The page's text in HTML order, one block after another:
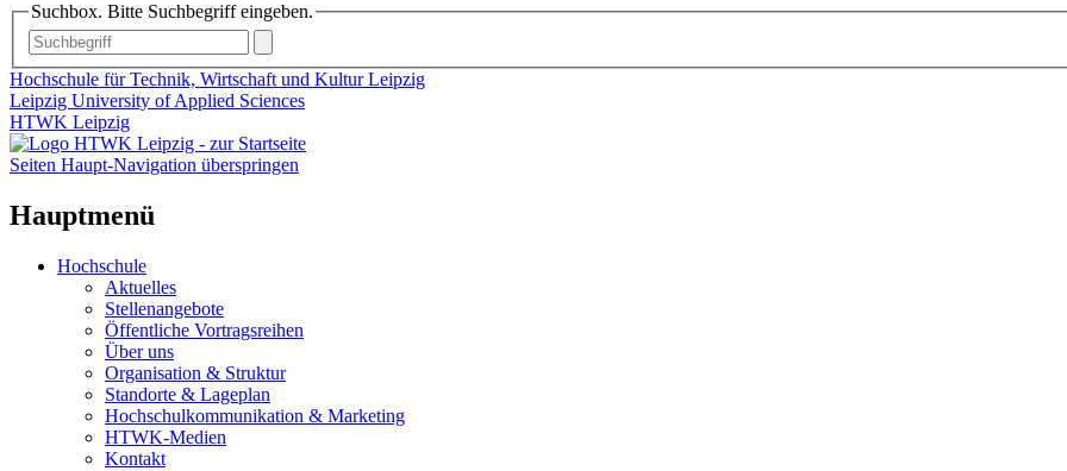
Suchbox. Bitte Suchbegriff eingeben.
Hochschule für Technik, Wirtschaft und Kultur Leipzig
Leipzig University of Applied Sciences
HTWK Leipzig
Seiten Haupt-Navigation überspringen
Hauptmenü
Hochschule
Aktuelles
Stellenangebote
Öffentliche Vortragsreihen
Über uns
Organisation & Struktur
Standorte & Lageplan
Hochschulkommunikation & Marketing
HTWK-Medien
Kontakt